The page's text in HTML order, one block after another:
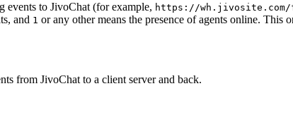
events to JivoChat (for example, https://wh.jivosite.com/
and 1 or any other means the presence of agents online. This
from JivoChat to a client server and back.